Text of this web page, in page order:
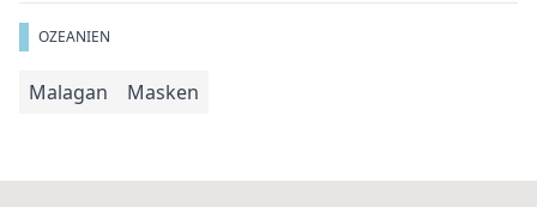
OZEANIEN
Malagan Masken